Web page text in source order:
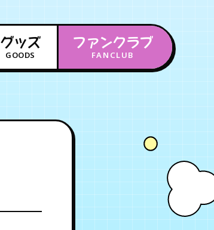
グッズ
GOODS
ファンクラブ
FANCLUB